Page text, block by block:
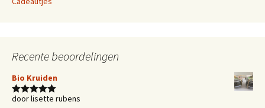
Recente beoordelingen
Bio Kruiden
Waardering
door lisette rubens